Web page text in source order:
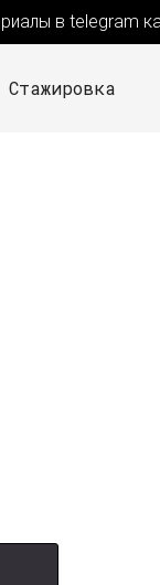
в telegram
Стажировка